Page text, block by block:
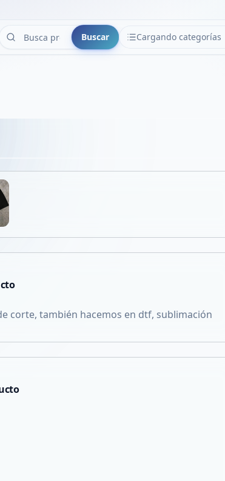
Buscar Cargando categorías
CATEGORÍAS
corte, también hacemos en dtf, sublimación